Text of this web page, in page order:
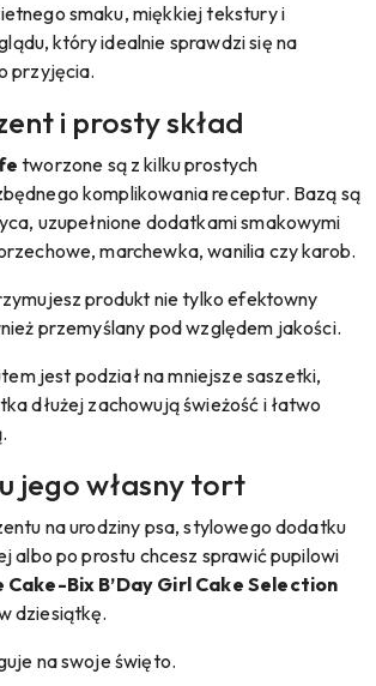
smaku, miękkiej tekstury i
który idealnie sprawdzi się na
przyjęcia.
i prosty skład
tworzone są z kilku prostych
komplikowania receptur. Bazą są
uzupełnione dodatkami smakowymi
marchewka, wanilia czy karob.
produkt nie tylko efektowny
przemyślany pod względem jakości.
jest podział na mniejsze saszetki,
dłużej zachowują świeżość i łatwo
jego własny tort
na urodziny psa, stylowego dodatku
albo po prostu chcesz sprawić pupilowi
Cake-Bix B’Day Girl Cake Selection
dziesiątkę.
na swoje święto.